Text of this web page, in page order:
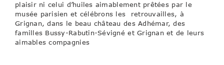
plaisir ni celui d’huiles aimablement prêtées par le
musée parisien et célébrons les retrouvailles, à
Grignan, dans le beau château des Adhémar, des
familles Bussy-Rabutin-Sévigné et Grignan et de leurs
aimables compagnies